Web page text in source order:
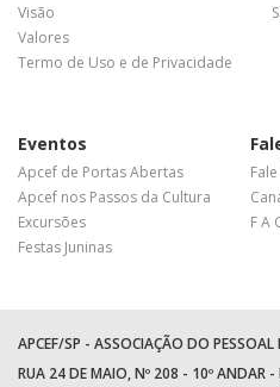
Visão
Valores
Termo de Uso e de Privacidade
Eventos
Apcef de Portas Abertas
Apcef nos Passos da Cultura
Excursões
Festas Juninas
F A
APCEF/SP - ASSOCIAÇÃO DO
RUA 24 DE MAIO, Nº 208 - 10º ANDAR -